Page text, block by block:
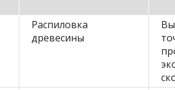
Распиловка
древесины